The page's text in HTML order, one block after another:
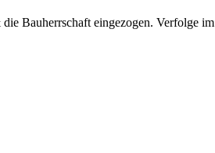
Bauherrschaft eingezogen. Verfolge im